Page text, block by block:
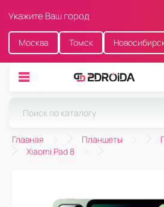
Укажите Ваш город
Москва Томск
Главная Планшеты
Xiaomi Pad 8